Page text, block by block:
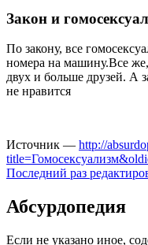
Закон и
По закону, все
номера на машину.Все же,
двух и больше друзей. А
не нравится
Источник — http://
Последний раз
Абсурдопедия
Если не указано иное,